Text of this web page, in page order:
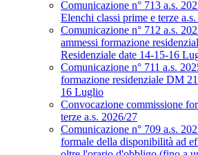
Comunicazione n° 713 a.s.
Elenchi classi prime e terze
Comunicazione n° 712 a.s.
ammessi formazione
Residenziale date 14-15-16
Comunicazione n° 711 a.s.
formazione residenziale DM
16 Luglio
Convocazione commissione
terze a.s. 2026/27
Comunicazione n° 709 a.s.
formale della disponibilità ad